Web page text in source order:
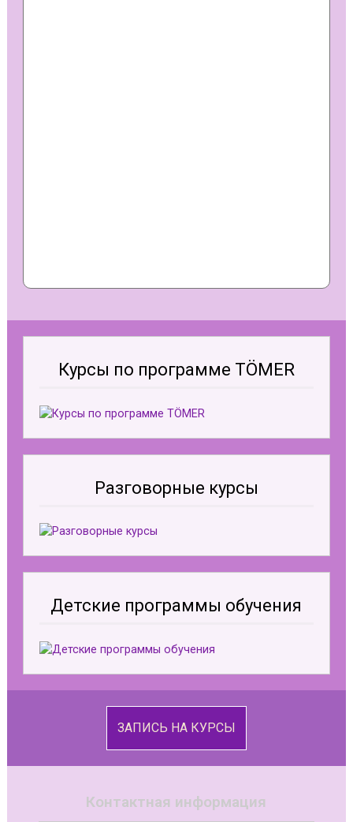
Курсы по программе TÖMER
Разговорные курсы
Детские программы обучения
ЗАПИСЬ НА КУРСЫ
Контактная информация